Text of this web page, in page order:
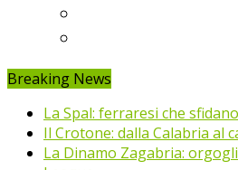
Breaking News
La Spal: ferraresi che
Il Crotone: dalla Calabria al
La Dinamo Zagabria: